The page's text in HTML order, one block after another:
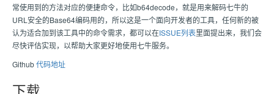
常使用到的方法对应的便捷命令，比如b64decode，就是用来解码七牛的
URL安全的Base64编码用的，所以这是一个面向开发者的工具，任何新的被
认为适合加到该工具中的命令需求，都可以在ISSUE列表里面提出来，我们会
尽快评估实现，以帮助大家更好地使用七牛服务。
Github代码地址
下载